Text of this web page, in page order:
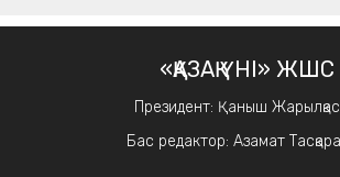
«ҚАЗАҚ ҮНІ» ЖШС
Президент: Қаныш
Бас редактор: Азамат